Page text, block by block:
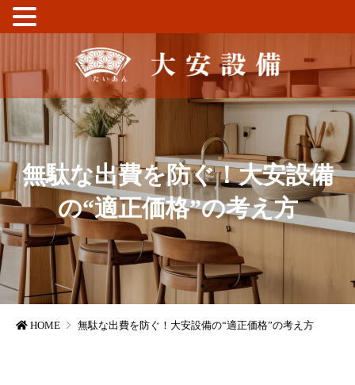
無駄な出費を防ぐ！大安設備
の“適正価格”の考え方
HOME 無駄な出費を防ぐ！大安設備の“適正価格”の考え方